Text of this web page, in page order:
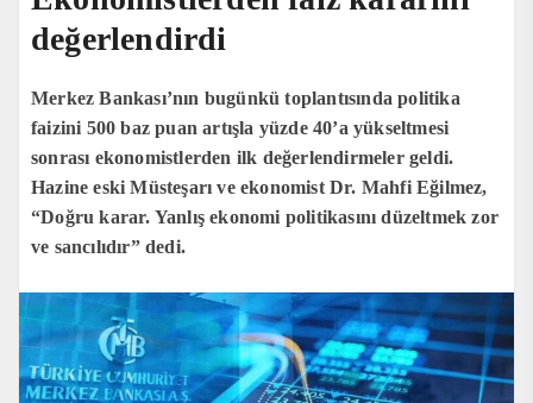
değerlendirdi
Merkez Bankası’nın bugünkü toplantısında politika
faizini 500 baz puan artışla yüzde 40’a yükseltmesi
sonrası ekonomistlerden ilk değerlendirmeler geldi.
Hazine eski Müsteşarı ve ekonomist Dr. Mahfi Eğilmez,
“Doğru karar. Yanlış ekonomi politikasını düzeltmek zor
ve sancılıdır” dedi.